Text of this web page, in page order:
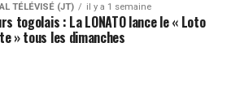
TÉLÉVISÉ (JT) il y a 1 semaine
togolais : La LONATO lance le « Loto
» tous les dimanches